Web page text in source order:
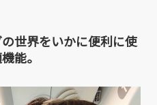
世界をいかに便利に使
能。